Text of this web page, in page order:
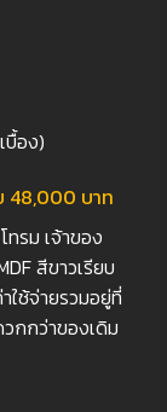
บื้อง)
48,000 บาท
รม เจ้าของ
สีขาวเรียบ
ช้จ่ายรวมอยู่ที่
กกว่าของเดิม